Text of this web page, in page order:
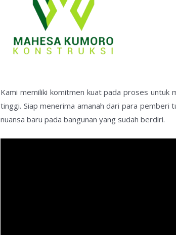
Kami memiliki komitmen kuat pada proses untuk
tinggi. Siap menerima amanah dari para pemberi
nuansa baru pada bangunan yang sudah berdiri.